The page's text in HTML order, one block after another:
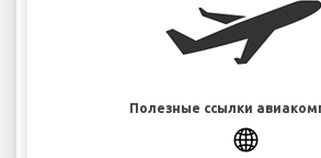
Полезные ссылки